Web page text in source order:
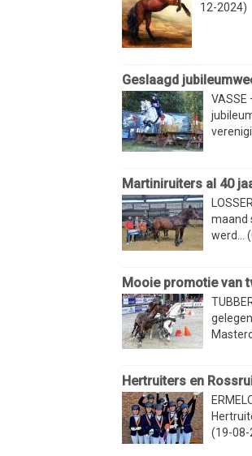
12-2024)
Geslaagd
VASSE
Martiniruiters al 40
maand
werd...
Mooie promotie van
Hertruiters en
(19-08-